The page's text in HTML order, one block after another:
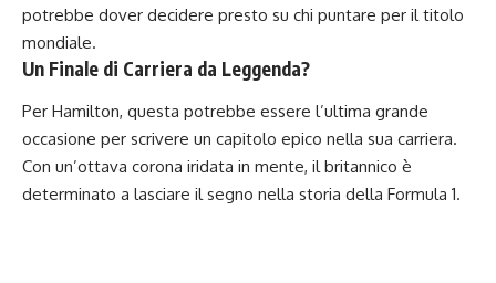
potrebbe dover decidere presto su chi puntare per il titolo
mondiale.
Un Finale di Carriera da Leggenda?
Per Hamilton, questa potrebbe essere l’ultima grande
occasione per scrivere un capitolo epico nella sua carriera.
Con un’ottava corona iridata in mente, il britannico è
determinato a lasciare il segno nella storia della Formula 1.